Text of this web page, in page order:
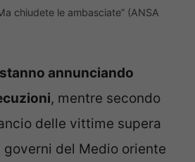
chiudete le ambasciate” (ANSA
stanno annunciando
, mentre secondo
delle vittime supera
del Medio oriente